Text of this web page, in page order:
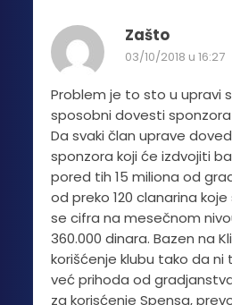
Zašto
03/10/2018 u 16:27
Problem je to sto u upravi
sposobni dovesti
Da svaki član uprave
sponzora koji će izdvojiti
pored tih 15 miliona od
od preko 120 clanarina
se cifra na mesečnom
360.000 dinara. Bazen na
korišćenje klubu tako da
već prihoda od
za korisćenje Spensa,